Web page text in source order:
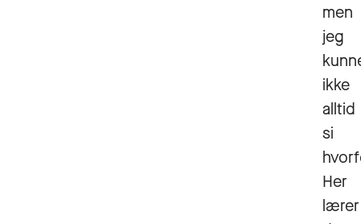
men
jeg
ikke
alltid
si
Her
lærer